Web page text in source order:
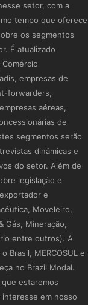
setor, com a
tempo que oferece
os segmentos
É atualizado
empresas de
forwarders,
aéreas,
de
segmentos serão
dinâmicas e
do setor. Além de
legislação e
e
Moveleiro,
Gás, Mineração,
entre outros). A
Brasil, MERCOSUL e
no Brazil Modal.
estaremos
em nosso